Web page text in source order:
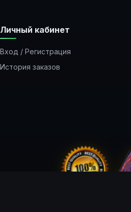
Личный кабинет
Вход / Регистрация
История заказов